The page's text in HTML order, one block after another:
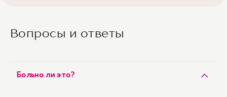
Вопросы и ответы
Больно ли это?